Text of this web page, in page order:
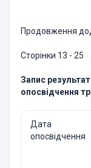
Продовження
Сторінки 13 - 25
Запис
опосвідчення
Дата
опосвідчення